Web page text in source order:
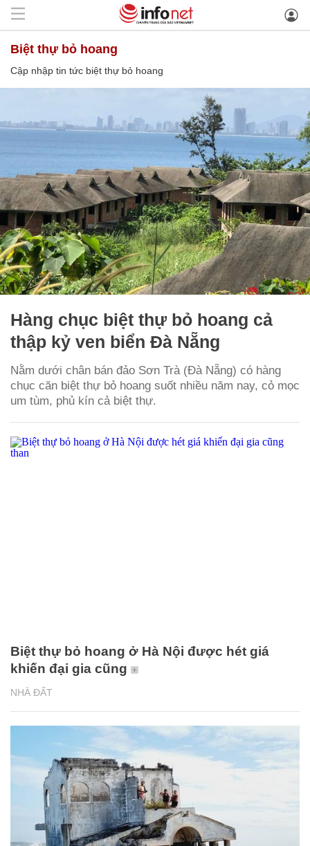
biệt thự bỏ hoang
Cập nhập tin tức biệt thự bỏ hoang
Hàng chục biệt thự bỏ hoang cả
thập kỷ ven biển Đà Nẵng
Nằm dưới chân bán đảo Sơn Trà (Đà Nẵng) có hàng
chục căn biệt thự bỏ hoang suốt nhiều năm nay, cỏ mọc
um tùm, phủ kín cả biệt thự.
NHÀ ĐẤT
Biệt thự bỏ hoang ở Hà Nội được hét giá
khiến đại gia cũng